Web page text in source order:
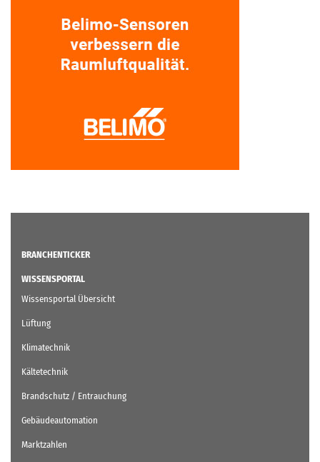
BRANCHENTICKER
WISSENSPORTAL
Wissensportal Übersicht
Lüftung
Klimatechnik
Kältetechnik
Brandschutz / Entrauchung
Gebäudeautomation
Marktzahlen